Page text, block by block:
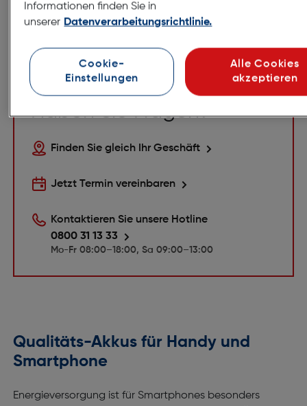
EXPERTEN
Kontaktieren Sie unseren Kundendienst und
vereinbaren Sie gleich einen Termin mit einem
Experten.
Haben Sie Fragen?
Finden Sie gleich Ihr Geschäft
Jetzt Termin vereinbaren
Kontaktieren Sie unsere Hotline
0800 31 13 33
Mo-Fr 08:00–18:00, Sa 09:00–13:00
Qualitäts-Akkus für Handy und
Smartphone
Energieversorgung ist für Smartphones besonders
Informationen finden Sie in
unserer Datenverarbeitungsrichtlinie.
Cookie-
Einstellungen
Alle Cookies
akzeptieren